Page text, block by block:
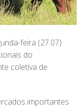
feira (27.07)
do
coletiva de
importantes